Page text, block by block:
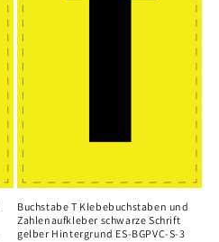
Buchstabe T Klebebuchstaben und
Zahlenaufkleber schwarze Schrift
gelber Hintergrund ES-BGPVC-S-3